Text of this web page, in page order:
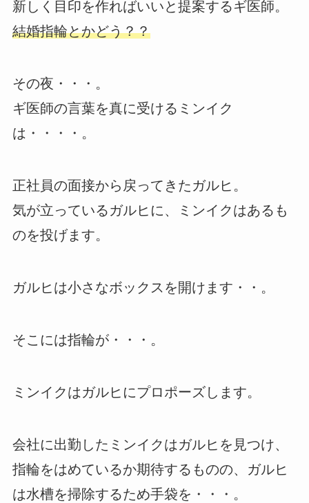
新しく目印を作ればいいと提案するギ医師。
結婚指輪とかどう？？
その夜・・・。
ギ医師の言葉を真に受けるミンイク
は・・・・。
正社員の面接から戻ってきたガルヒ。
気が立っているガルヒに、ミンイクはあるも
のを投げます。
ガルヒは小さなボックスを開けます・・。
そこには指輪が・・・。
ミンイクはガルヒにプロポーズします。
会社に出勤したミンイクはガルヒを見つけ、
指輪をはめているか期待するものの、ガルヒ
は水槽を掃除するため手袋を・・・。